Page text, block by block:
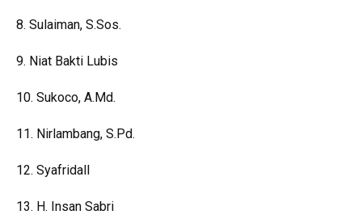
8. Sulaiman, S.Sos.
9. Niat Bakti Lubis
10. Sukoco, A.Md.
11. Nirlambang, S.Pd.
12. Syafridall
13. H. Insan Sabri